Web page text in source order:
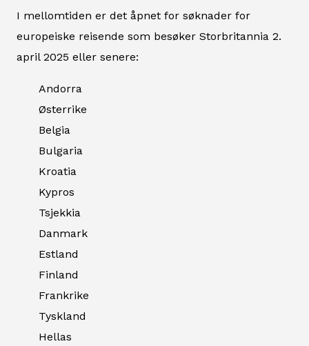
I mellomtiden er det åpnet for søknader for
europeiske reisende som besøker Storbritannia 2.
april 2025 eller senere:
Andorra
Østerrike
Belgia
Bulgaria
Kroatia
Kypros
Tsjekkia
Danmark
Estland
Finland
Frankrike
Tyskland
Hellas